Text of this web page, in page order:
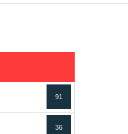
91
36